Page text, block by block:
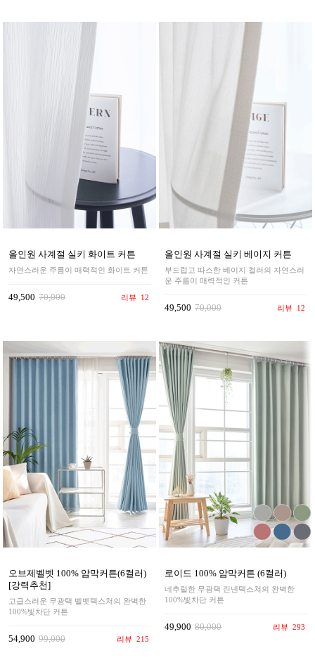
올인원 사계절 실키 화이트 커튼
자연스러운 주름이 매력적인 화이트 커튼
49,500 70,000 리뷰 12
올인원 사계절 실키 베이지 커튼
부드럽고 따스한 베이지 컬러의 자연스러
운 주름이 매력적인 커튼
49,500 70,000 리뷰 12
오브제벨벳 100% 암막커튼(6컬러)
[강력추천]
고급스러운 무광택 벨벳텍스쳐의 완벽한
100%빛차단 커튼
54,900 99,000 리뷰 215
로이드 100% 암막커튼 (6컬러)
네추럴한 무광택 린넨텍스쳐의 완벽한
100%빛차단 커튼
49,900 80,000 리뷰 293